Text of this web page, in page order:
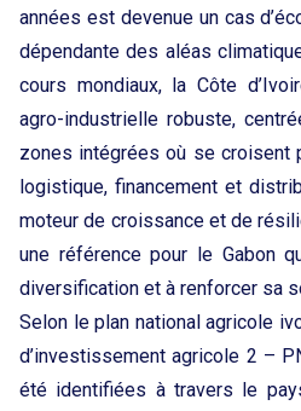
années est devenue un cas
dépendante des aléas
cours mondiaux, la Côte
agro-industrielle robuste,
zones intégrées où se croisent
logistique, financement et
moteur de croissance et de
une référence pour le Gabon
diversification et à renforcer sa
Selon le plan national agricole
d’investissement agricole 2 –
été identifiées à travers le